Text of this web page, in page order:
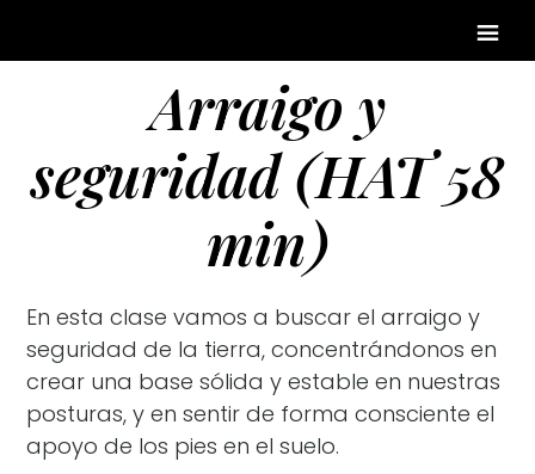
Arraigo y
seguridad (HAT 58
min)
En esta clase vamos a buscar el arraigo y
seguridad de la tierra, concentrándonos en
crear una base sólida y estable en nuestras
posturas, y en sentir de forma consciente el
apoyo de los pies en el suelo.